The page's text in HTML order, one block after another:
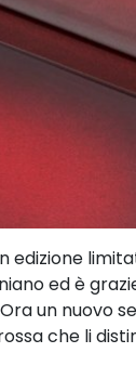
ed è
un nuovo
che li